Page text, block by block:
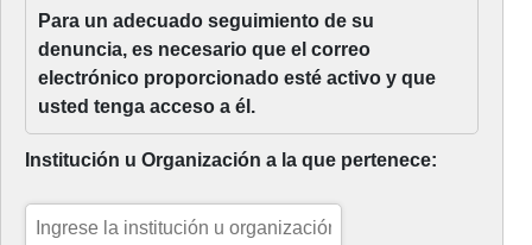
Para un adecuado seguimiento de su
denuncia, es necesario que el correo
electrónico proporcionado esté activo y que
usted tenga acceso a él.
Institución u Organización a la que pertenece: